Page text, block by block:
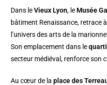
Dans leVieux Lyon, le Musée
bâtiment Renaissance, retrace à
l’univers des arts de la
Son emplacement dans le
secteur médiéval, renforce son
Au cœur de laplace des